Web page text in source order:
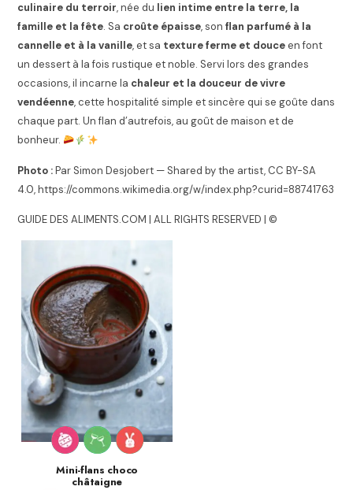
culinaire du terroir, née du lien intime entre la terre, la
famille et la fête. Sa croûte épaisse, sonflan parfumé à la
cannelle et à la vanille, et sa texture ferme et douceen font
un dessert à la fois rustique et noble. Servi lors des grandes
occasions, il incarne la chaleur et la douceur de vivre
vendéenne, cette hospitalité simple et sincère qui se goûte dans
chaque part. Un flan d’autrefois, au goût de maison et de
bonheur.
Photo :Par Simon Desjobert — Shared by the artist, CC BY-SA
4.0, https://commons.wikimedia.org/w/index.php?curid=88741763
GUIDE DES ALIMENTS.COM | ALL RIGHTS RESERVED | ©
Mini-flans choco
châtaigne